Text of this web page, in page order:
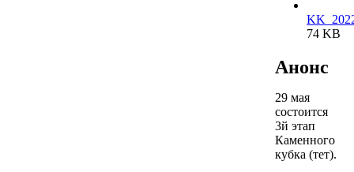
74 KB
Анонс
29 мая
состоится
3й этап
Каменного
кубка (тет).